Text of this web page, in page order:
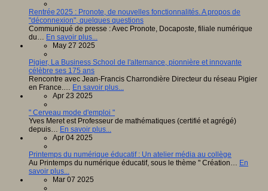
Rentrée 2025 : Pronote, de nouvelles fonctionnalités. A propos de
"déconnexion", quelques questions
Communiqué de presse : Avec Pronote, Docaposte, filiale numérique
du… En savoir plus...
May 27 2025
Pigier, La Business School de l'alternance, pionnière et innovante
célèbre ses 175 ans
Rencontre avec Jean-Francis Charrondière Directeur du réseau Pigier
en France.… En savoir plus...
Apr 23 2025
" Cerveau mode d'emploi "
Yves Meret est Professeur de mathématiques (certifié et agrégé)
depuis… En savoir plus...
Apr 04 2025
Printemps du numérique éducatif : Un atelier média au collège
Au Printemps du numérique éducatif, sous le thème " Création… En
savoir plus...
Mar 07 2025